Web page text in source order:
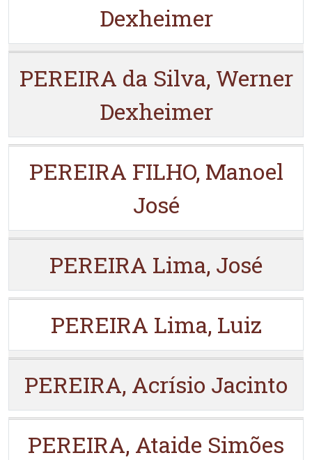
Dexheimer
PEREIRA da Silva, Werner
Dexheimer
PEREIRA FILHO, Manoel
José
PEREIRA Lima, José
PEREIRA Lima, Luiz
PEREIRA, Acrísio Jacinto
PEREIRA, Ataide Simões